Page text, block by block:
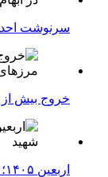
سرنوشت
خروج بیش از ۳ میلیون و ۳۵۲ هزار زائر از مرزهای کشور
اربعین ۱۴۰۵؛ حماسه‌ای دیگر با سوگ رهبر شهید